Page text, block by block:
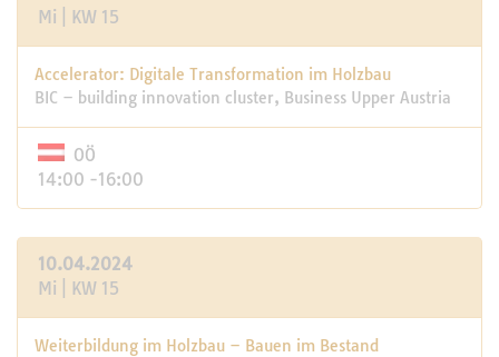
Mi | KW 15
Accelerator: Digitale Transformation im Holzbau
BIC – building innovation cluster, Business Upper Austria
OÖ
14:00 -16:00
10.04.2024
Mi | KW 15
Weiterbildung im Holzbau – Bauen im Bestand